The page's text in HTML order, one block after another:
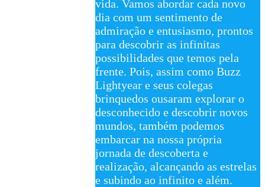
vida. Vamos abordar cada novo
dia com um sentimento de
admiração e entusiasmo, prontos
para descobrir as infinitas
possibilidades que temos pela
frente. Pois, assim como Buzz
Lightyear e seus colegas
brinquedos ousaram explorar o
desconhecido e descobrir novos
mundos, também podemos
embarcar na nossa própria
jornada de descoberta e
realização, alcançando as estrelas
e subindo ao infinito e além.